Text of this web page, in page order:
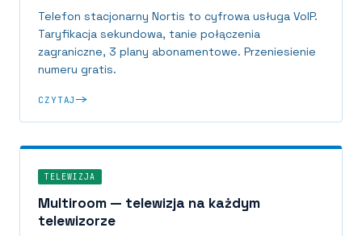
Telefon stacjonarny Nortis to cyfrowa usługa VoIP.
Taryfikacja sekundowa, tanie połączenia
zagraniczne, 3 plany abonamentowe. Przeniesienie
numeru gratis.
CZYTAJ
TELEWIZJA
Multiroom — telewizja na każdym
telewizorze